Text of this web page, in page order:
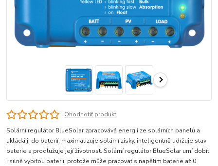
Ohodnotiť produkt
Solární regulátor BlueSolar zpracovává energii ze solárních panelů a
ukládá ji do baterií, maximalizuje solární zisky, inteligentně udržuje stav
baterie a prodlužuje její životnost. Solární regulátor BlueSolar umí dobít
i silně vybitou baterii, protože může pracovat s napětím baterie až 0